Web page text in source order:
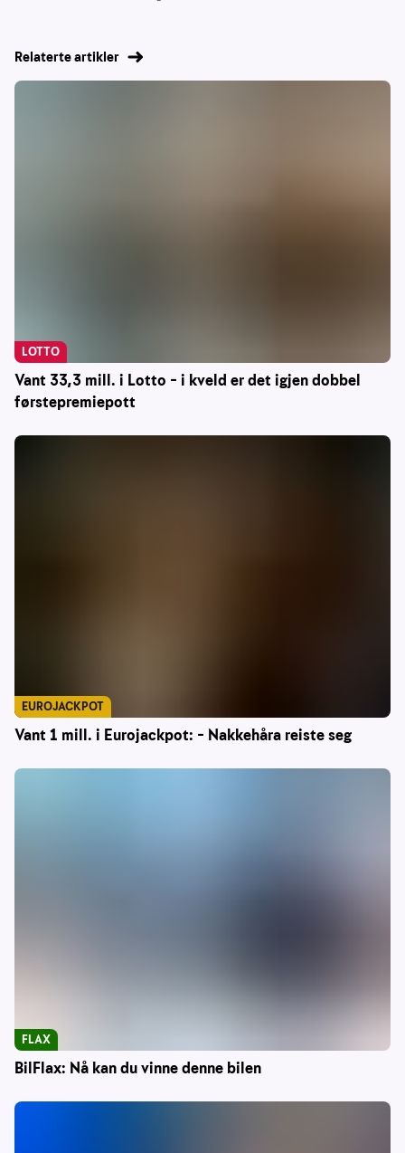
Relaterte artikler
Vant 33,3 mill. i Lotto – i kveld er det igjen dobbel
førstepremiepott
LOTTO
Vant 1 mill. i Eurojackpot: – Nakkehåra reiste seg
EUROJACKPOT
BilFlax: Nå kan du vinne denne bilen
FLAX